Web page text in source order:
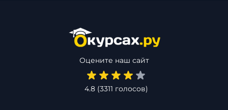
Оцените наш сайт
4.8(3311 голосов)